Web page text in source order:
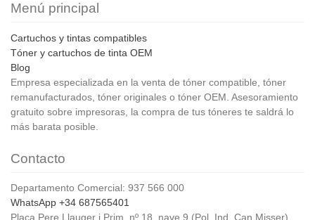
Menú principal
Cartuchos y tintas compatibles
Tóner y cartuchos de tinta OEM
Blog
Empresa especializada en la venta de tóner compatible, tóner
remanufacturados, tóner originales o tóner OEM. Asesoramiento
gratuito sobre impresoras, la compra de tus tóneres te saldrá lo
más barata posible.
Contacto
Departamento Comercial: 937 566 000
WhatsApp +34 687565401
Plaça Pere Llauger i Prim, nº 18, nave 9 (Pol. Ind. Can Misser)